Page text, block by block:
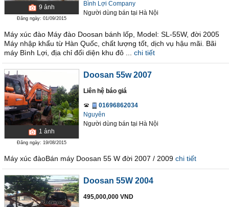
9 ảnh
Đăng ngày: 01/09/2015
Bình Lợi Company
Người dùng bán tại Hà Nội
Máy xúc đào Máy đào Doosan bánh lốp, Model: SL-55W, đời 2005
Máy nhập khẩu từ Hàn Quốc, chất lượng tốt, dịch vụ hậu mãi. Bãi
máy Bình Lợi, địa chỉ đối diện khu đô ...
chi tiết
1 ảnh
Đăng ngày: 19/08/2015
Doosan 55w 2007
Liên hệ báo giá
01696862034
Nguyên
Người dùng bán tại Hà Nội
Máy xúc đàoBán máy Doosan 55 W đời 2007 / 2009 chi tiết
Doosan 55W 2004
495,000,000 VND